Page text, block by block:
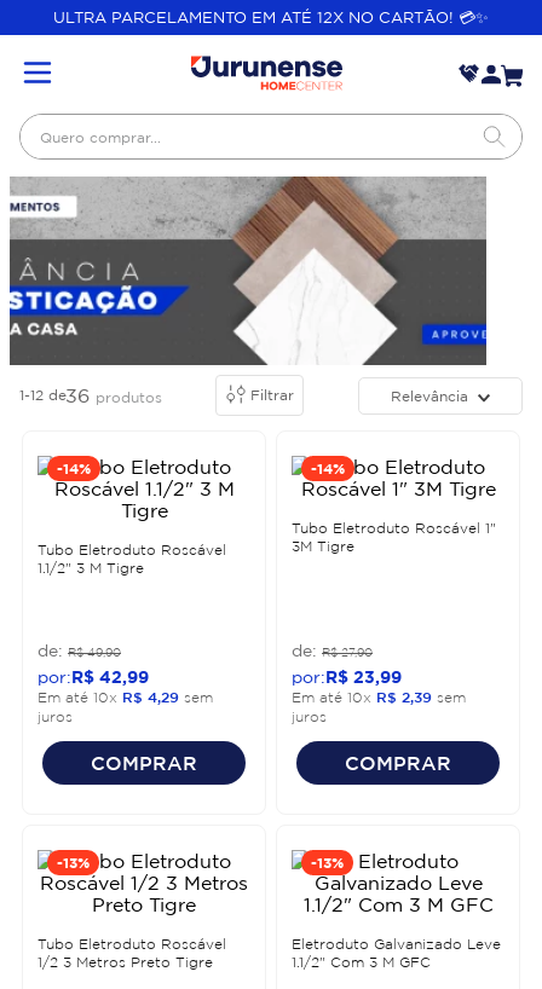
ULTRA PARCELAMENTO EM ATÉ 12X NO CARTÃO! 💳✨
Quero comprar...
1-12 de36 produtos Filtrar Relevância
-14%
Tubo Eletroduto Roscável
1.1/2" 3 M Tigre
R$ 49,90
R$ 42 99
Em até 10x R$ 4 29 sem
juros
COMPRAR
-14%
Tubo Eletroduto Roscável 1"
3M Tigre
R$ 27,90
R$ 23 99
Em até 10x R$ 2 39 sem
juros
COMPRAR
-13%
Tubo Eletroduto Roscável
1/2 3 Metros Preto Tigre
-13%
Eletroduto Galvanizado Leve
1.1/2" Com 3 M GFC